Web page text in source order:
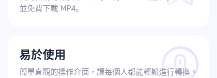
並免費下載 MP4。
易於使用
簡單直觀的操作介面，讓每個人都能輕鬆進行轉換。